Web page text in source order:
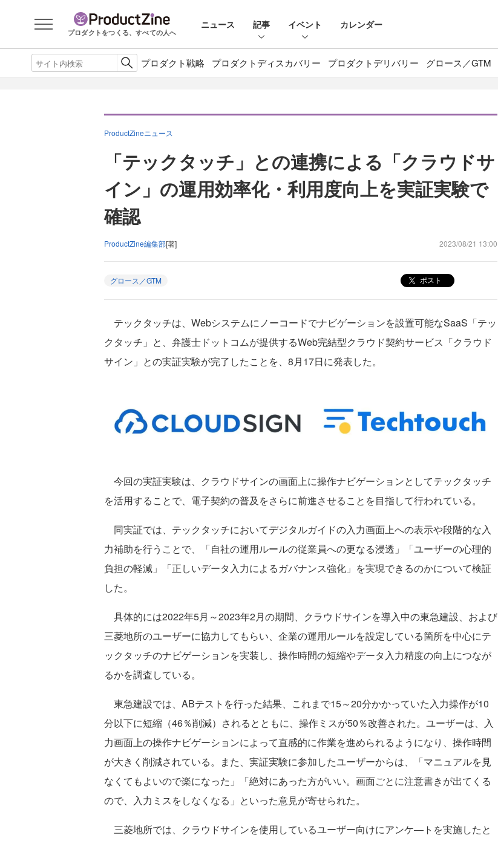
プロダクトをつくる、すべての人へ
ニュース 記事 イベント カレンダー
プロダクト戦略 プロダクトディスカバリー プロダクトデリバリー グロース／GTM
ProductZineニュース
「テックタッチ」との連携による「クラウドサ
イン」の運用効率化・利用度向上を実証実験で
確認
ProductZine編集部[著] 2023/08/21 13:00
グロース／GTM ポスト
テックタッチは、Webシステムにノーコードでナビゲーションを設置可能なSaaS「テッ
クタッチ」と、弁護士ドットコムが提供するWeb完結型クラウド契約サービス「クラウド
サイン」との実証実験が完了したことを、8月17日に発表した。
今回の実証実験は、クラウドサインの画面上に操作ナビゲーションとしてテックタッチ
を活用することで、電子契約の普及をさらに前進させることを目指して行われている。
同実証では、テックタッチにおいてデジタルガイドの入力画面上への表示や段階的な入
力補助を行うことで、「自社の運用ルールの従業員への更なる浸透」「ユーザーの心理的
負担の軽減」「正しいデータ入力によるガバナンス強化」を実現できるのかについて検証
した。
具体的には2022年5月～2023年2月の期間、クラウドサインを導入中の東急建設、および
三菱地所のユーザーに協力してもらい、企業の運用ルールを設定している箇所を中心にテ
ックタッチのナビゲーションを実装し、操作時間の短縮やデータ入力精度の向上につなが
るかを調査している。
東急建設では、ABテストを行った結果、これまで15～20分かかっていた入力操作が10
分以下に短縮（46％削減）されるとともに、操作ミスが50％改善された。ユーザーは、入
力画面上の操作ナビゲーションによって直感的に作業を進められるようになり、操作時間
が大きく削減されている。また、実証実験に参加したユーザーからは、「マニュアルを見
なくてもよいので楽になった」「絶対にあった方がいい。画面ごとに注意書きが出てくる
ので、入力ミスをしなくなる」といった意見が寄せられた。
三菱地所では、クラウドサインを使用しているユーザー向けにアンケ―トを実施したと